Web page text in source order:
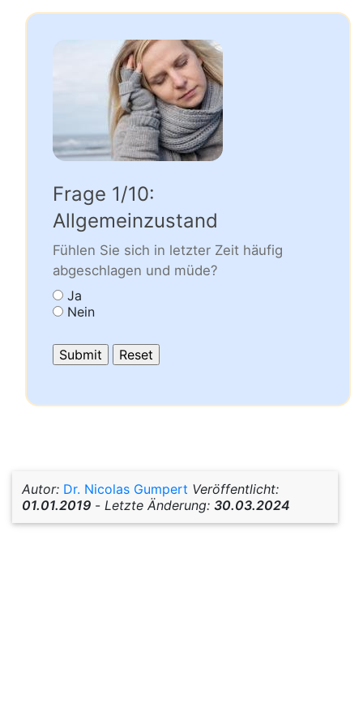
Frage 1/10:
Allgemeinzustand
Fühlen Sie sich in letzter Zeit häufig
abgeschlagen und müde?
Ja
Nein
Autor: Dr. Nicolas Gumpert Veröffentlicht:
01.01.2019 - Letzte Änderung: 30.03.2024